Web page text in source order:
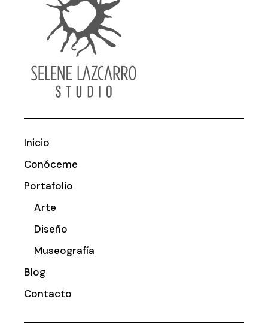
Inicio
Conóceme
Portafolio
Arte
Diseño
Museografía
Blog
Contacto